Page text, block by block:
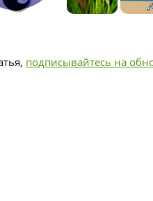
подписывайтесь на